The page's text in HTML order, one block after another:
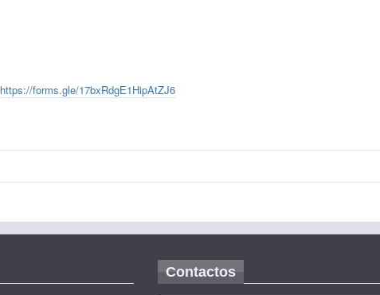
https://forms.gle/17bxRdgE1HipAtZJ6
Contactos